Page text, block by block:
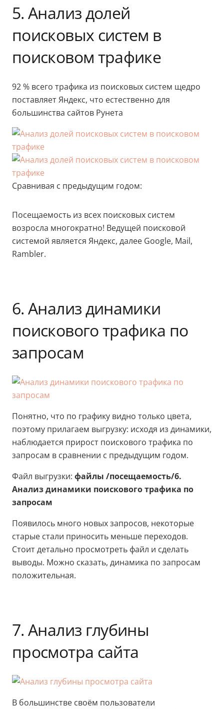
5. Анализ долей
поисковых систем в
поисковом трафике
92 % всего трафика из поисковых систем щедро
поставляет Яндекс, что естественно для
большинства сайтов Рунета
Сравнивая с предыдущим годом:
Посещаемость из всех поисковых систем
возросла многократно! Ведущей поисковой
системой является Яндекс, далее Google, Mail,
Rambler.
6. Анализ динамики
поискового трафика по
запросам
Понятно, что по графику видно только цвета,
поэтому прилагаем выгрузку: исходя из динамики,
наблюдается прирост поискового трафика по
запросам в сравнении с предыдущим годом.
Файл выгрузки: файлы /посещаемость/6.
Анализ динамики поискового трафика по
запросам
Появилось много новых запросов, некоторые
старые стали приносить меньше переходов.
Стоит детально просмотреть файл и сделать
выводы. Можно сказать, динамика по запросам
положительная.
7. Анализ глубины
просмотра сайта
В большинстве своём пользователи